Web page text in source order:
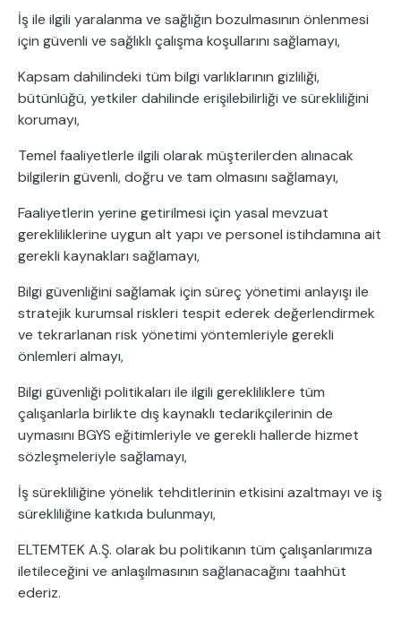
İş ile ilgili yaralanma ve sağlığın bozulmasının önlenmesi
için güvenli ve sağlıklı çalışma koşullarını sağlamayı,
Kapsam dahilindeki tüm bilgi varlıklarının gizliliği,
bütünlüğü, yetkiler dahilinde erişilebilirliği ve sürekliliğini
korumayı,
Temel faaliyetlerle ilgili olarak müşterilerden alınacak
bilgilerin güvenli, doğru ve tam olmasını sağlamayı,
Faaliyetlerin yerine getirilmesi için yasal mevzuat
gerekliliklerine uygun alt yapı ve personel istihdamına ait
gerekli kaynakları sağlamayı,
Bilgi güvenliğini sağlamak için süreç yönetimi anlayışı ile
stratejik kurumsal riskleri tespit ederek değerlendirmek
ve tekrarlanan risk yönetimi yöntemleriyle gerekli
önlemleri almayı,
Bilgi güvenliği politikaları ile ilgili gerekliliklere tüm
çalışanlarla birlikte dış kaynaklı tedarikçilerinin de
uymasını BGYS eğitimleriyle ve gerekli hallerde hizmet
sözleşmeleriyle sağlamayı,
İş sürekliliğine yönelik tehditlerinin etkisini azaltmayı ve iş
sürekliliğine katkıda bulunmayı,
ELTEMTEK A.Ş. olarak bu politikanın tüm çalışanlarımıza
iletileceğini ve anlaşılmasının sağlanacağını taahhüt
ederiz.